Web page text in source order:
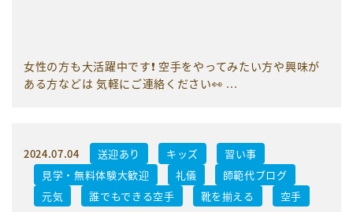
女性の方も大活躍中です❗️ 空手をやってみたい方や興味が
ある方などは 気軽にご連絡ください👀 ...
2024.07.04 送迎あり キッズ
習い事
見学・無料体験大歓迎
礼儀
師範代ブログ
元気
誰でもできる空手 靴を揃える 空手